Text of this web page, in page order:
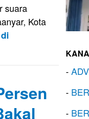
suara
Kota
-
-
-